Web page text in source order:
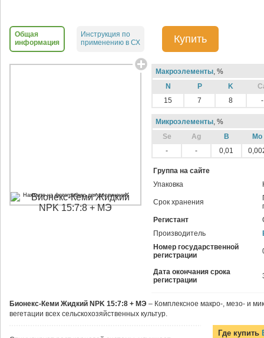
Общая
информация
Инструкция по
применению в СХ
Купить
Макроэлементы, %
N
P K
15
7 8 -
Микроэлементы, %
Sе
Ag B
Mo
-
- 0,01
Группа на сайте
Упаковка
Срок хранения
Регистант
Производитель
Номер государственной
регистрации
Дата окончания срока
регистрации
Нажмите на фотографию для увеличения
Бионекс-Кеми Жидкий NPK 15:7:8 + МЭ – Комплексное макро-, мезо- и
вегетации всех сельскохозяйственных культур.
Где купить